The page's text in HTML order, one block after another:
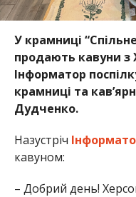
У крамниці
продають кавуни
Інформатор
крамниці та
Дудченко.
Назустріч
кавуном:
– Добрий день!